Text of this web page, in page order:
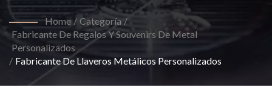
De Esmalte
Home / Categoría /
Fabricante De Regalos Y Souvenirs De Metal
Personalizados
/ Fabricante De Llaveros Metálicos Personalizados